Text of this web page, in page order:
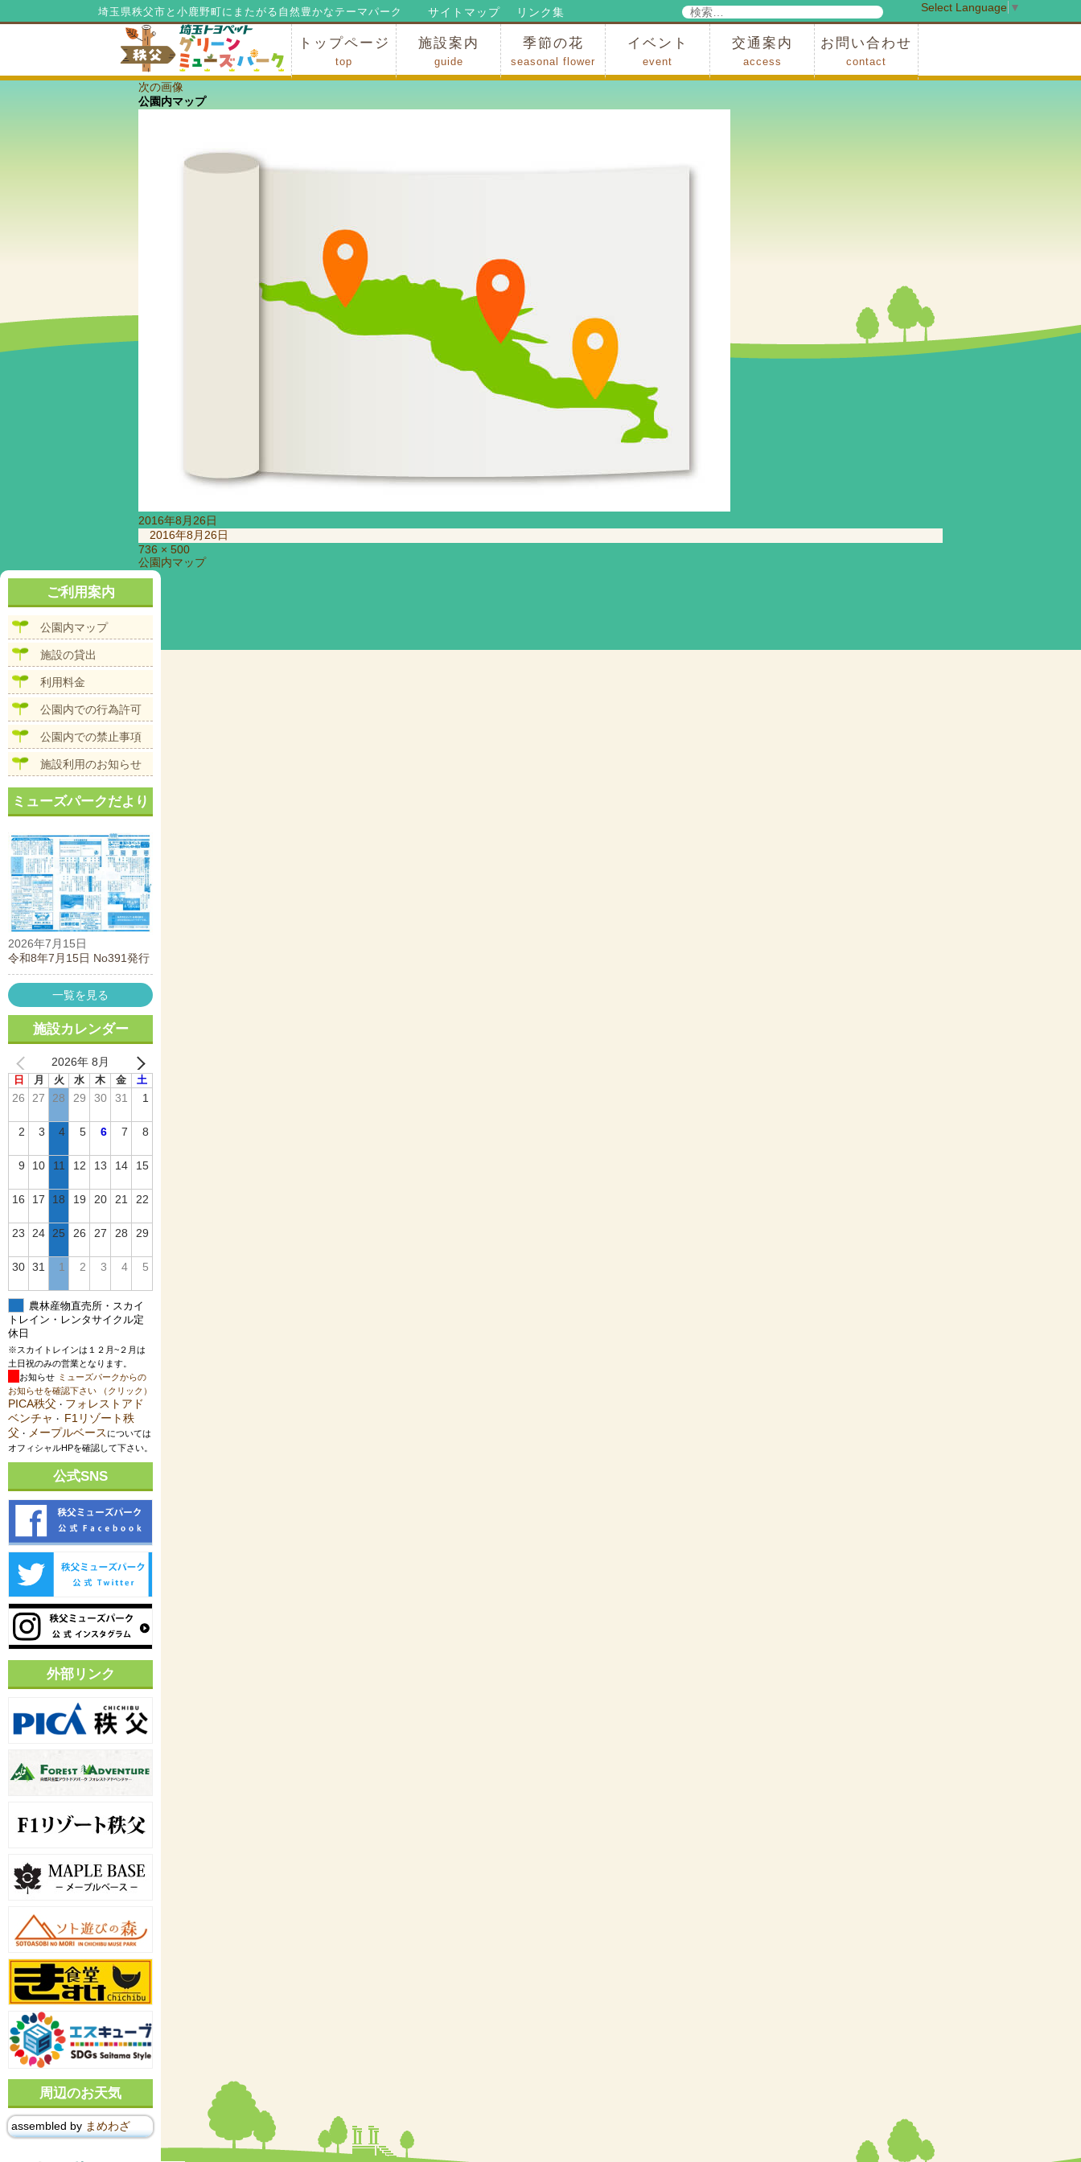
埼玉県秩父市と小鹿野町にまたがる自然豊かなテーマパーク リンク集
サイトマップ
検
検
索
トップページ
top
施設案内
guide
季節の花
seasonal flower
イベント
event
交通案内
access
お問い合わせ
contact
Select Language ▼
次の画像
公園内マップ
投
日:
2016年8月26日
2016年8月26日
フ
ル
サ
ズ
736 × 500
投
稿
ビ
公園内マップ
ご利用案内
公園内マップ
施設の貸出
利用料金
公園内での行為許可
公園内での禁止事項
施設利用のお知らせ
ミューズパークだより
2026年7月15日
令和8年7月15日 No391発行
一覧を見る
施設カレンダー
2026年 8月
日 月 火 水 木 金 土
26 27 28 29 30 31 1
2 3 4 5 6 7 8
9 10 11 12 13 14 15
16 17 18 19 20 21 22
23 24 25 26 27 28 29
30 31 1 2 3 4 5
農林産物直売所・スカイ
トレイン・レンタサイクル定
休日
※スカイトレインは１２月~２月は
土日祝のみの営業となります。
お知らせ ミューズパークからの
お知らせを確認下さい （クリック）
PICA秩父 ・ フォレストアド
ベンチャ ・ F1リゾート秩
父 ・ メープルベース については
オフィシャルHPを確認して下さい。
公式SNS
外部リンク
周辺のお天気
assembled by まめわざ